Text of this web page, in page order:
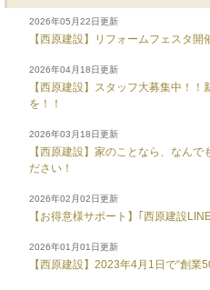
2026年05月22日更新
【西原建設】リフォームフェスタ開
2026年04月18日更新
【西原建設】スタッフ大募集中！
を！！
2026年03月18日更新
【西原建設】家のことなら、なん
ださい！
2026年02月02日更新
【お得意様サポート】｢西原建設
2026年01月01日更新
【西原建設】2023年4月1日で“創業